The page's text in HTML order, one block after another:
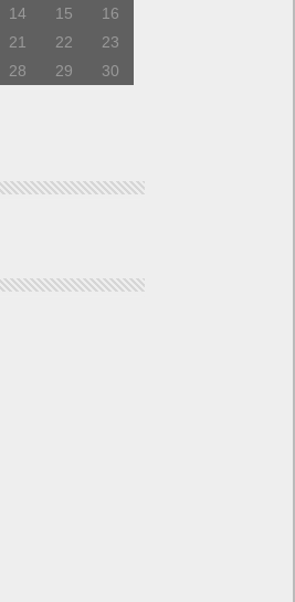
14 15
16
21 22
23
28 29
30